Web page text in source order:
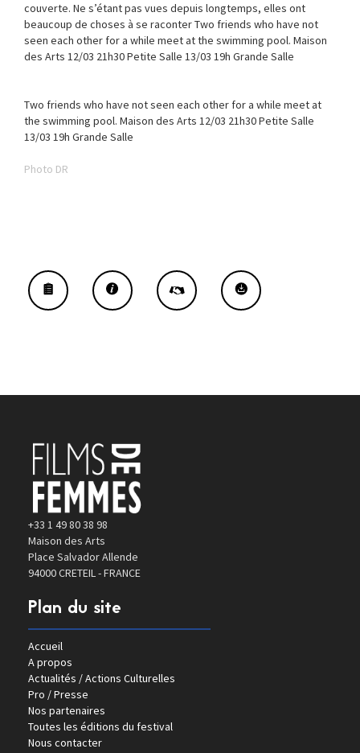
couverte. Ne s’étant pas vues depuis longtemps, elles ont
beaucoup de choses à se raconter Two friends who have not
seen each other for a while meet at the swimming pool. Maison
des Arts 12/03 21h30 Petite Salle 13/03 19h Grande Salle
Two friends who have not seen each other for a while meet at
the swimming pool. Maison des Arts 12/03 21h30 Petite Salle
13/03 19h Grande Salle
Photo DR
+33 1 49 80 38 98
Maison des Arts
Place Salvador Allende
94000 CRETEIL - FRANCE
Plan du site
Accueil
A propos
Actualités / Actions Culturelles
Pro / Presse
Nos partenaires
Toutes les éditions du festival
Nous contacter